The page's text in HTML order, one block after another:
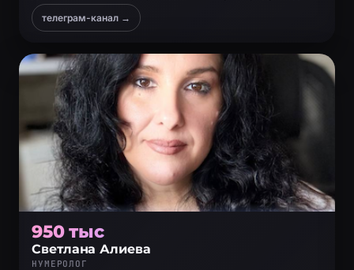
помогающих практиков
телеграм-канал →
950 тыс
Светлана Алиева
НУМЕРОЛОГ